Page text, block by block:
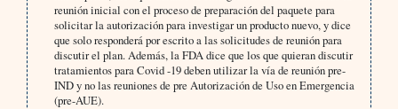
reunión inicial con el proceso de preparación del paquete para
solicitar la autorización para investigar un producto nuevo, y dice
que solo responderá por escrito a las solicitudes de reunión para
discutir el plan. Además, la FDA dice que los que quieran discutir
tratamientos para Covid -19 deben utilizar la vía de reunión pre-
IND y no las reuniones de pre Autorización de Uso en Emergencia
(pre-AUE).